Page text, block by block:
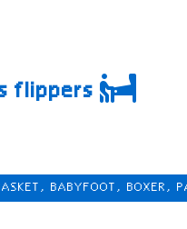
flippers
BABYFOOT, BOXER,